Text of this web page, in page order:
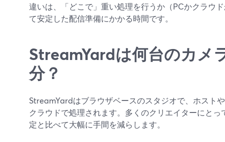
違いは、「どこで」重い処理を行うか（PCかクラウ
て安定した配信準備にかかる時間です。
StreamYardは何台のカメ
分？
StreamYardはブラウザベースのスタジオで、ホスト
クラウドで処理されます。多くのクリエイターにと
定と比べて大幅に手間を減らします。